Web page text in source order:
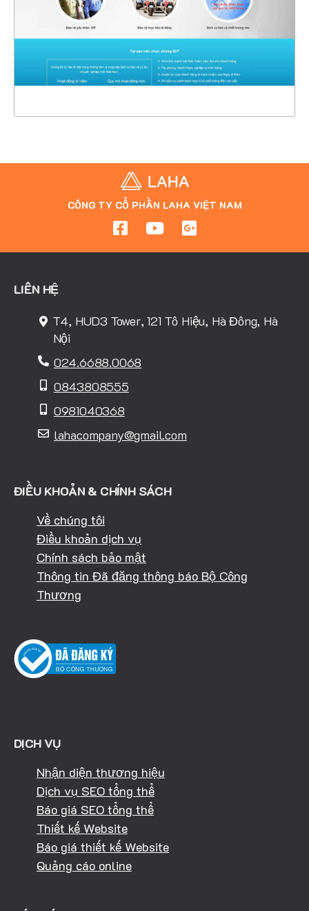
CHI TIẾT
XEM THỰC TẾ
CÔNG TY CỔ PHẦN LAHA VIỆT NAM
LIÊN HỆ
T4, HUD3 Tower, 121 Tô Hiệu, Hà Đông, Hà
Nội
024.6688.0068
0843808555
0981040368
lahacompany@gmail.com
ĐIỀU KHOẢN & CHÍNH SÁCH
Về chúng tôi
Điều khoản dịch vụ
Chính sách bảo mật
Thông tin Đã đăng thông báo Bộ Công
Thương
DỊCH VỤ
Nhận diện thương hiệu
Dịch vụ SEO tổng thể
Báo giá SEO tổng thể
Thiết kế Website
Báo giá thiết kế Website
Quảng cáo online